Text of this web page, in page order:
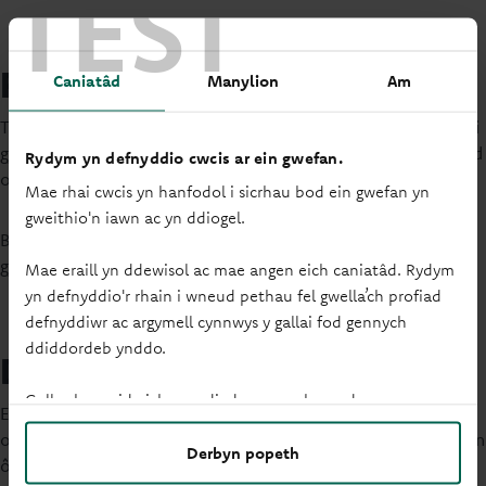
TEST
Caniatâd Manylion Am
Rydym yn defnyddio cwcis ar ein gwefan.
Mae rhai cwcis yn hanfodol i sicrhau bod ein gwefan yn
gweithio'n iawn ac yn ddiogel.
Mae eraill yn ddewisol ac mae angen eich caniatâd. Rydym
yn defnyddio'r rhain i wneud pethau fel gwella’ch profiad
defnyddiwr ac argymell cynnwys y gallai fod gennych
ddiddordeb ynddo.
Gallwch newid eich gosodiadau ar unrhyw adeg.
Derbyn popeth
Ffioedd a thaliadau
Tra byddwch yn rhentu'ch cartref, byddwn yn ychwanegu 1% i
gyfradd llog eich morgais cyfredol - oni bai eich bod yn aelod
o'r Lluoedd Arfog Prydain neu'n Glerig.
Byddwn yn cysylltu â chi os bydd unrhyw newidiadau i'r
gyfradd llog ychwanegol neu ein tariff taliadau.
Dod â chydsyniad i osod i ben
Er mwyn dod â'ch cytundeb gosod i ben, dylech anfon copi
o'ch bil y dreth gyngor yn dangos bod yr eiddo wedi'i newid yn
ôl i enw deiliad y morgais. Unwaith y byddwn yn cael hyn,